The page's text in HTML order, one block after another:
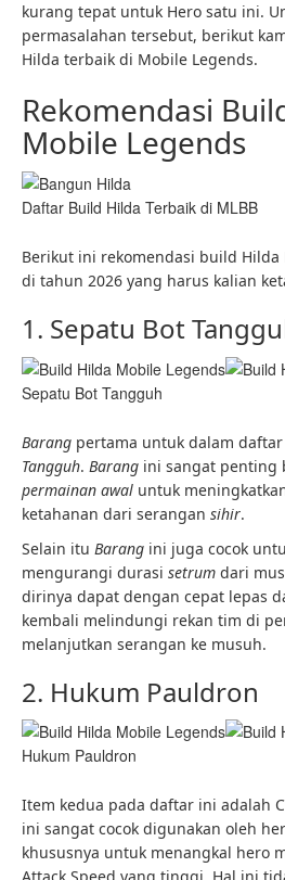
kurang tepat untuk Hero satu ini.
permasalahan tersebut, berikut
Hilda terbaik di Mobile Legends.
Rekomendasi
Mobile Legends
Daftar Build Hilda Terbaik di MLBB
Berikut ini rekomendasi build
di tahun 2026 yang harus kalian
1. Sepatu Bot
Sepatu Bot Tangguh
Barang pertama untuk dalam
Tangguh. Barang ini sangat penting
permainan awal untuk
ketahanan dari serangan sihir.
Selain itu Barang ini juga cocok
mengurangi durasi setrum dari
dirinya dapat dengan cepat lepas
kembali melindungi rekan tim di
melanjutkan serangan ke musuh.
2. Hukum Pauldron
Hukum Pauldron
Item kedua pada daftar ini adalah
ini sangat cocok digunakan oleh
khususnya untuk menangkal hero